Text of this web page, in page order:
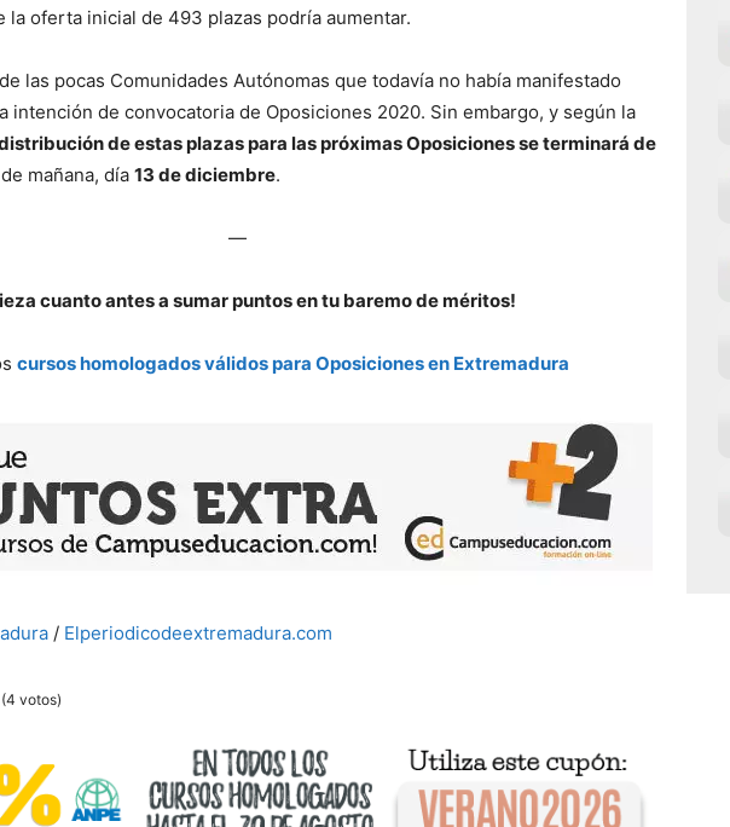
la oferta inicial de 493 plazas podría aumentar.
las pocas Comunidades Autónomas que todavía no había manifestado
intención de convocatoria de Oposiciones 2020. Sin embargo, y según la
de estas plazas para las próximas Oposiciones se terminará de
mañana, día 13 de diciembre.
—
cuanto antes a sumar puntos en tu baremo de méritos!
cursos homologados válidos para Oposiciones en Extremadura
/ Elperiodicodeextremadura.com
votos)